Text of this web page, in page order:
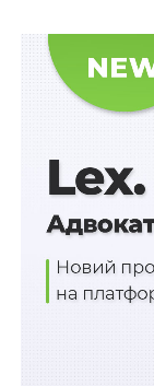
ПОВ'ЯЗАНІ ТЕМИ:
Дітей-сиріт
реєстрації
Не всі